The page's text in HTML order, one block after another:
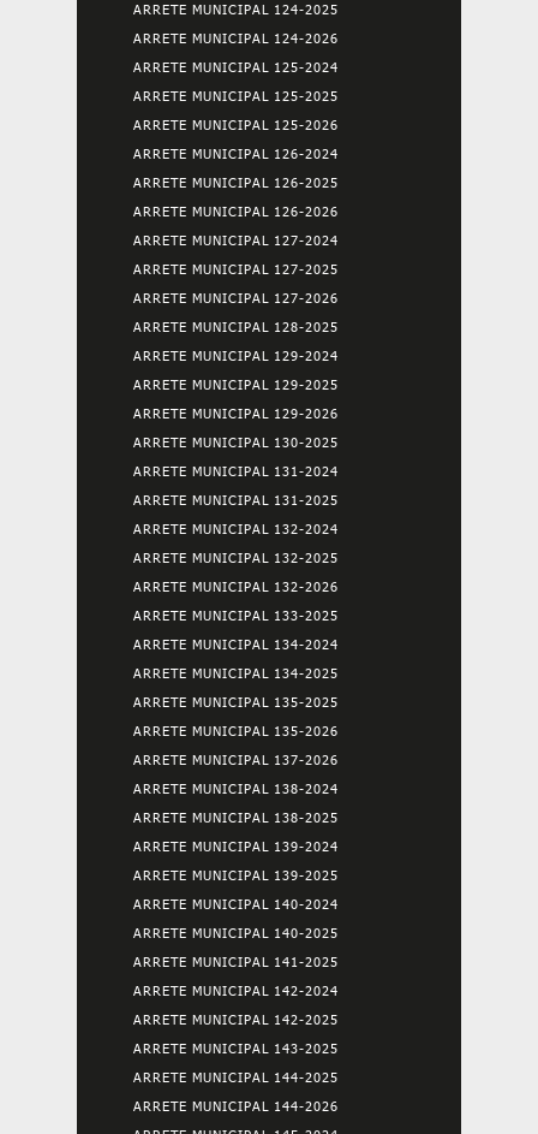
ARRETE MUNICIPAL 124-2025
ARRETE MUNICIPAL 124-2026
ARRETE MUNICIPAL 125-2024
ARRETE MUNICIPAL 125-2025
ARRETE MUNICIPAL 125-2026
ARRETE MUNICIPAL 126-2024
ARRETE MUNICIPAL 126-2025
ARRETE MUNICIPAL 126-2026
ARRETE MUNICIPAL 127-2024
ARRETE MUNICIPAL 127-2025
ARRETE MUNICIPAL 127-2026
ARRETE MUNICIPAL 128-2025
ARRETE MUNICIPAL 129-2024
ARRETE MUNICIPAL 129-2025
ARRETE MUNICIPAL 129-2026
ARRETE MUNICIPAL 130-2025
ARRETE MUNICIPAL 131-2024
ARRETE MUNICIPAL 131-2025
ARRETE MUNICIPAL 132-2024
ARRETE MUNICIPAL 132-2025
ARRETE MUNICIPAL 132-2026
ARRETE MUNICIPAL 133-2025
ARRETE MUNICIPAL 134-2024
ARRETE MUNICIPAL 134-2025
ARRETE MUNICIPAL 135-2025
ARRETE MUNICIPAL 135-2026
ARRETE MUNICIPAL 137-2026
ARRETE MUNICIPAL 138-2024
ARRETE MUNICIPAL 138-2025
ARRETE MUNICIPAL 139-2024
ARRETE MUNICIPAL 139-2025
ARRETE MUNICIPAL 140-2024
ARRETE MUNICIPAL 140-2025
ARRETE MUNICIPAL 141-2025
ARRETE MUNICIPAL 142-2024
ARRETE MUNICIPAL 142-2025
ARRETE MUNICIPAL 143-2025
ARRETE MUNICIPAL 144-2025
ARRETE MUNICIPAL 144-2026